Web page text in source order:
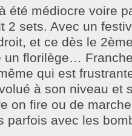
été médiocre voire
2 sets. Avec un
et ce dès le
un florilège…
qui est
à son niveau et
on fire ou de
parfois avec les